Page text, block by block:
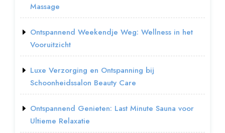
Massage
Ontspannend Weekendje Weg: Wellness in het
Vooruitzicht
Luxe Verzorging en Ontspanning bij
Schoonheidssalon Beauty Care
Ontspannend Genieten: Last Minute Sauna voor
Ultieme Relaxatie